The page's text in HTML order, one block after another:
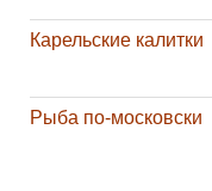
Карельские калитки
Рыба по-московски